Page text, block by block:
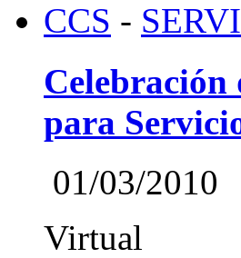
CCS -
para
01/03/2010
Virtual